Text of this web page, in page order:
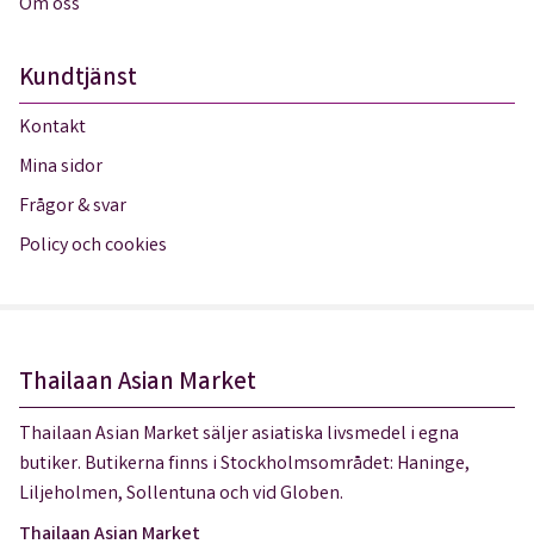
Kundtjänst
Kontakt
Mina sidor
Frågor & svar
Policy och cookies
Thailaan Asian Market
Thailaan Asian Market säljer asiatiska livsmedel i egna
butiker. Butikerna finns i Stockholmsområdet: Haninge,
Liljeholmen, Sollentuna och vid Globen.
Thailaan Asian Market